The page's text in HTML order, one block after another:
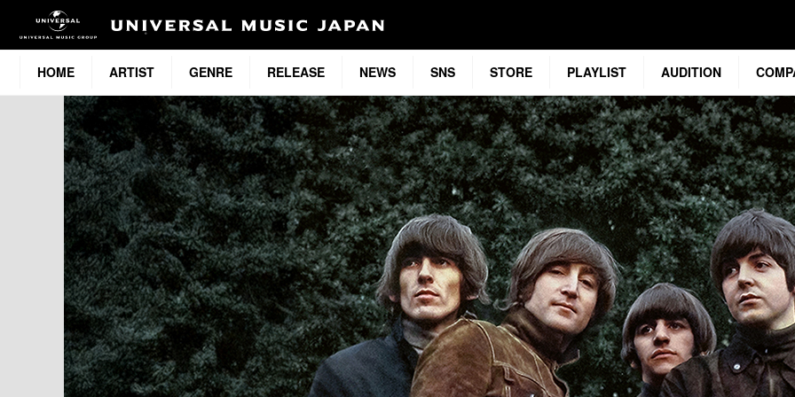
HOME ARTIST GENRE RELEASE NEWS SNS STORE PLAYLIST AUDITION